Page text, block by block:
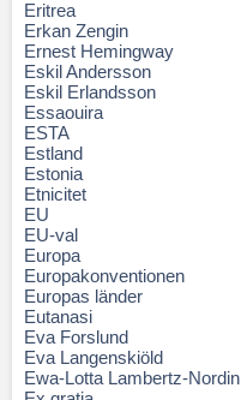
Eritrea
Erkan Zengin
Ernest Hemingway
Eskil Andersson
Eskil Erlandsson
Essaouira
ESTA
Estland
Estonia
Etnicitet
EU
EU-val
Europa
Europakonventionen
Europas länder
Eutanasi
Eva Forslund
Eva Langenskiöld
Ewa-Lotta Lambertz-Nordin